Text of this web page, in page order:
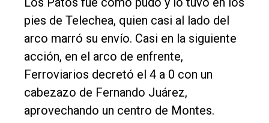
pies de Telechea, quien casi al lado del
arco marró su envío. Casi en la siguiente
acción, en el arco de enfrente,
Ferroviarios decretó el 4 a 0 con un
cabezazo de Fernando Juárez,
aprovechando un centro de Montes.